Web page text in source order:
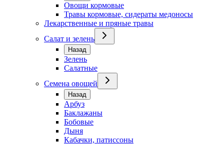
Овощи кормовые
Травы кормовые, сидераты медоносы
Лекарственные и пряные травы
Салат и зелень
Назад
Зелень
Салатные
Семена овощей
Назад
Арбуз
Баклажаны
Бобовые
Дыня
Кабачки, патиссоны